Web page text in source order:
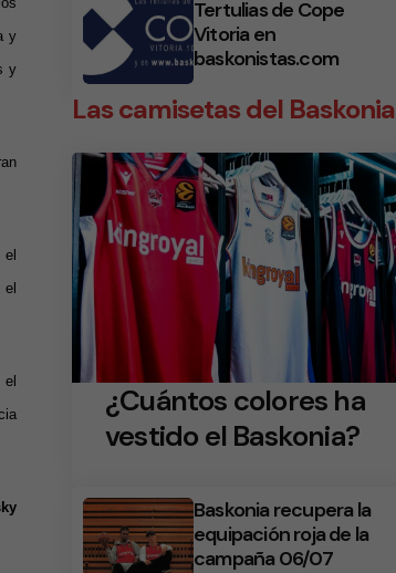
y
y
Tertulias de Cope
Vitoria en
baskonistas.com
Las camisetas del Baskonia
¿Cuántos colores ha
vestido el Baskonia?
Baskonia recupera la
equipación roja de la
campaña 06/07